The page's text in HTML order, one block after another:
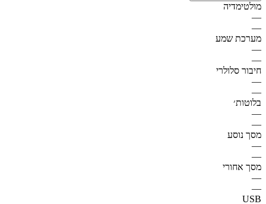
מולטימדיה
—
—
מערכת שמע
—
—
חיבור סלולרי
—
—
בלוטות׳
—
—
מסך נוסע
—
—
מסך אחורי
—
—
USB